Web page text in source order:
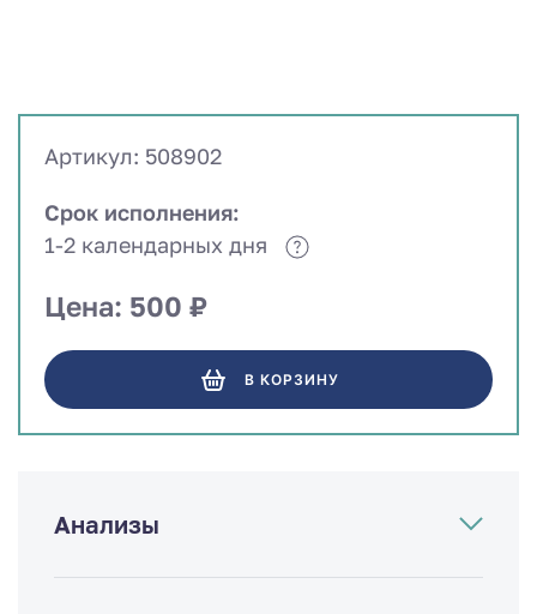
Анализы
Артикул: 508902
Срок исполнения:
1-2 календарных дня
Цена: 500 ₽
В КОРЗИНУ